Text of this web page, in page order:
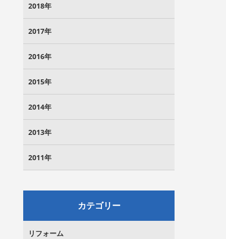
2018年
2017年
2016年
2015年
2014年
2013年
2011年
カテゴリー
リフォーム